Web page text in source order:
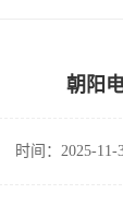
朝阳
时间：2025-11-